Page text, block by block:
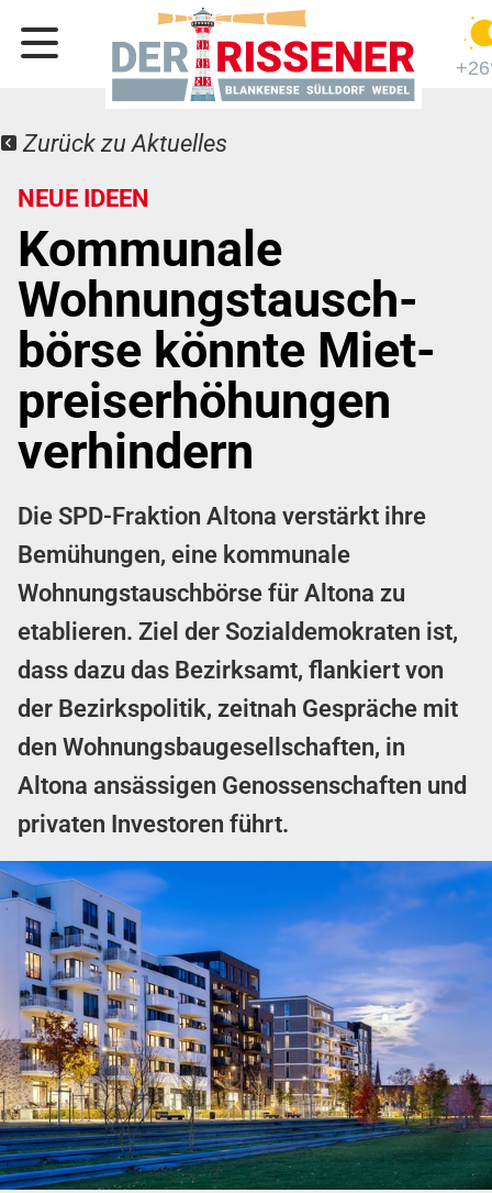
Zurück zu Aktuelles
NEUE IDEEN
Kommunale
Wohnungs­tausch­
börse könnte Miet­
preis­erhöh­ungen
verhindern
Die SPD-Fraktion Altona verstärkt ihre
Bemühungen, eine kommunale
Wohnungstauschbörse für Altona zu
etablieren. Ziel der Sozialdemokraten ist,
dass dazu das Bezirksamt, flankiert von
der Bezirkspolitik, zeitnah Gespräche mit
den Wohnungsbaugesellschaften, in
Altona ansässigen Genossenschaften und
privaten Investoren führt.